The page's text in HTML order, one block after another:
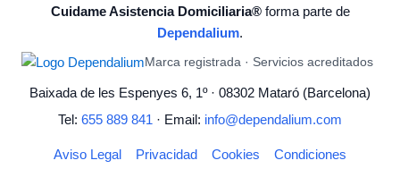
Cuidame Asistencia Domiciliaria®forma parte de
Dependalium.
Marca registrada · Servicios acreditados
Baixada de les Espenyes 6, 1º · 08302 Mataró (Barcelona)
Tel: 655 889 841 · Email: info@dependalium.com
Aviso Legal Privacidad Cookies Condiciones